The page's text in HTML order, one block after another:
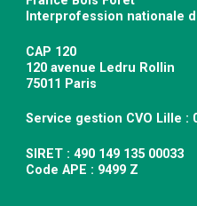
Interprofession nationale
CAP 120
120 avenue Ledru Rollin
75011 Paris
Service gestion CVO Lille :
SIRET : 490 149 135 00033
Code APE : 9499 Z